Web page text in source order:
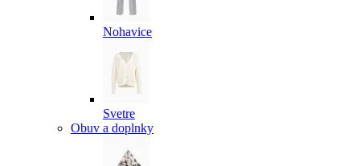
Nohavice
Svetre
Obuv a doplnky